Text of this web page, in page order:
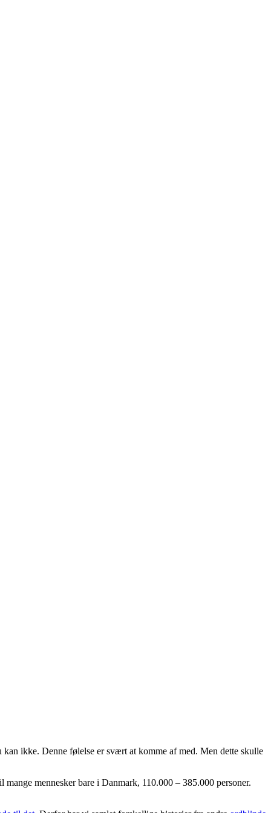
ikke. Denne følelse er svært at komme af med. Men dette skulle
mennesker bare i Danmark, 110.000 – 385.000 personer.